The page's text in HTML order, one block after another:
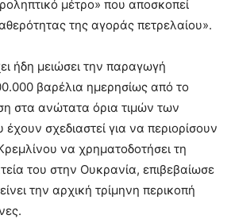
μέτρο» που αποσκοπεί
της αγοράς πετρελαίου».
ήδη μειώσει την παραγωγή
βαρέλια ημερησίως από το
στα ανώτατα όρια τιμών των
σχεδιαστεί για να περιορίσουν
να χρηματοδοτήσει τη
του στην Ουκρανία, επιβεβαίωσε
την αρχική τρίμηνη περικοπή